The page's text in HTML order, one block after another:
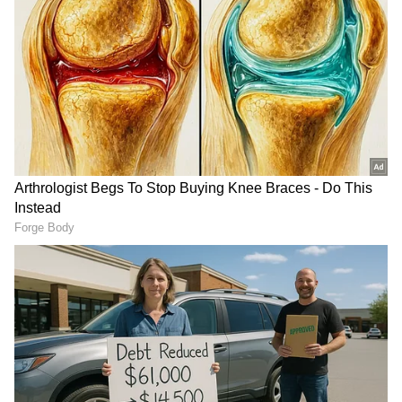
Mangaluru: ಸೇಂಟ್
ಅಲೋಶಿಯಸ್ ಶಾಲೆಗೆ 1983ರ
ಬ್ಯಾಚ್‌ನಿಂದ ರೂ. 65 ಲಕ್ಷದ
ವಿದ್ಯಾರ್ಥಿವೇತನ ದತ್ತಿ ಕೊಡುಗೆ!
ತಿರುಪತಿ ಮೊದಲ ಆರತಿ ಗೌರವಕ್ಕೆ
ಹೊಸ ಶಿಷ್ಟಾಚಾರ: ಡಿಕೆಶಿ
ಪ್ರಸ್ತಾಪಕ್ಕೆ ಟಿಟಿಡಿ ಸದಸ್ಯ ನರೇಶ್
ಬೆಂಬಲ
LATEST VIDEOS